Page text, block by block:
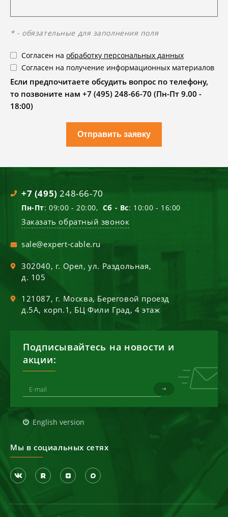
* - обязательные для заполнения поля
Согласен на обработку персональных данных
Согласен на получение информационных материалов
Если предпочитаете обсудить вопрос по телефону,
то позвоните нам +7 (495) 248-66-70 (Пн-Пт 9.00 -
18:00)
Отправить заявку
+7 (495) 248-66-70
Пн-Пт: 09:00 - 20:00, Сб - Вс: 10:00 - 16:00
Заказать обратный звонок
sale@expert-cable.ru
302040, г. Орел,ул. Раздольная,
д. 105
121087, г. Москва, Береговой проезд
д.5А, корп.1, БЦ Фили Град, 4 этаж
Подписывайтесь на новости и
акции:
English version
Мы в социальных сетях